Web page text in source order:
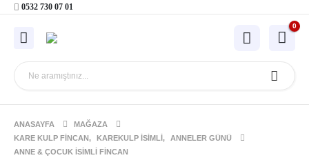
0532 730 07 01
0
ANASAYFA
MAĞAZA
KARE KULP FINCAN, KAREKULP İSIMLI,
ANNELER GÜNÜ
ANNE & ÇOCUK İSIMLI FINCAN